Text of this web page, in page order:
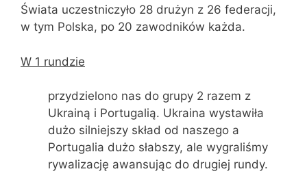
Świata uczestniczyło 28 drużyn z 26 federacji,
w tym Polska, po 20 zawodników każda.
W 1 rundzie
przydzielono nas do grupy 2 razem z
Ukrainą i Portugalią. Ukraina wystawiła
dużo silniejszy skład od naszego a
Portugalia dużo słabszy, ale wygraliśmy
rywalizację awansując do drugiej rundy.